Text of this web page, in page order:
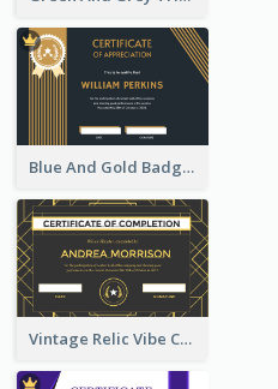
Blue And Gold Badge Appreciation Certificate
Vintage Relic Vibe Certificate Design Template